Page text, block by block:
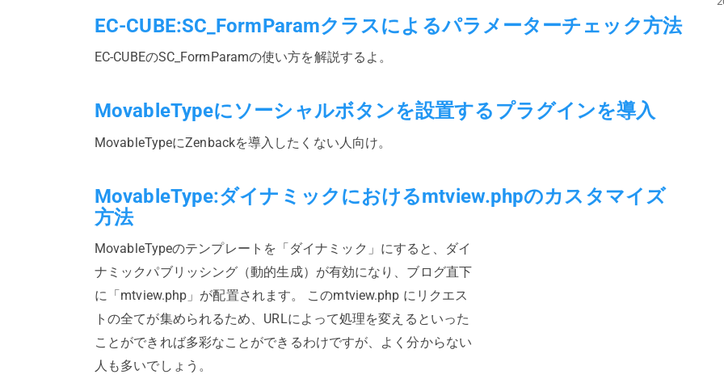
EC-CUBE:SC_FormParamクラスによるパラメーターチェック方法
EC-CUBEのSC_FormParamの使い方を解説するよ。
MovableTypeにソーシャルボタンを設置するプラグインを導入
MovableTypeにZenbackを導入したくない人向け。
MovableType:ダイナミックにおけるmtview.phpのカスタマイズ
方法
MovableTypeのテンプレートを「ダイナミック」にすると、ダイ
ナミックパブリッシング（動的生成）が有効になり、ブログ直下
に「mtview.php」が配置されます。 このmtview.php にリクエス
トの全てが集められるため、URLによって処理を変えるといった
ことができれば多彩なことができるわけですが、よく分からない
人も多いでしょう。